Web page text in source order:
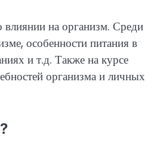
влиянии на организм. Среди
особенности питания в
и т.д. Также на курсе
организма и личных